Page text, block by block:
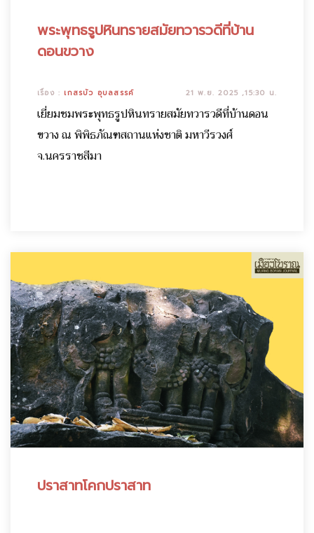
พระพุทธรูปหินทรายสมัยทวารวดีที่บ้าน
ดอนขวาง
เรื่อง : เกสรบัว อุบลสรรค์ 21 พ.ย. 2025 ,15:30 น.
เยี่ยมชมพระพุทธรูปหินทรายสมัยทวารวดีที่บ้านดอน
ขวาง ณ พิพิธภัณฑสถานแห่งชาติ มหาวีรวงศ์
จ.นครราชสีมา
ปราสาทโคกปราสาท